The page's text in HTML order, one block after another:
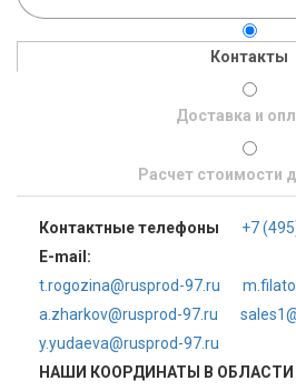
Контакты
Доставка и
Расчет стоимости
Контактные телефоны
+7
E-mail:
t.rogozina@rusprod-97.ru
a.zharkov@rusprod-97.ru
y.yudaeva@rusprod-97.ru
НАШИ КООРДИНАТЫ В ОБЛАСТИ